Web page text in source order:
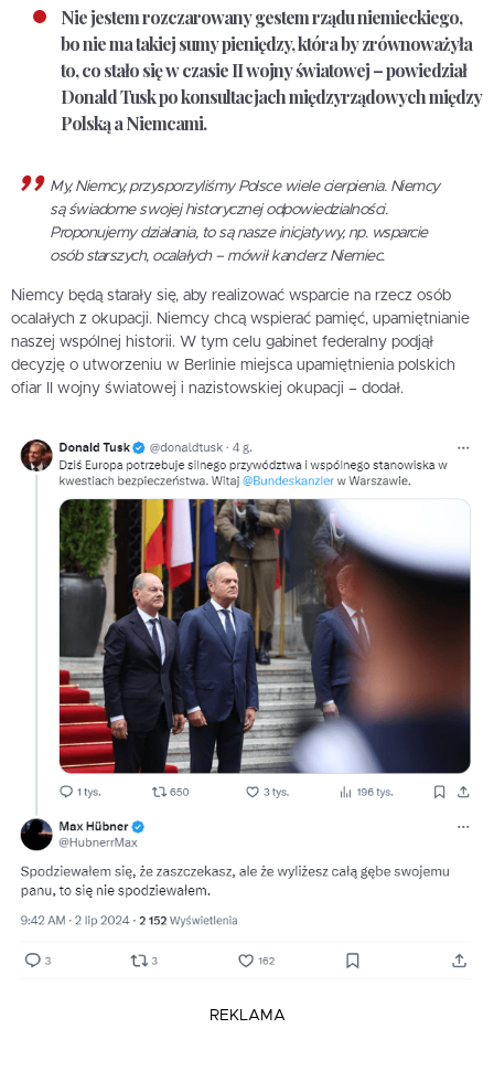
Nie jestem rozczarowany gestem rządu niemieckiego,
bo nie ma takiej sumy pieniędzy, która by zrównoważyła
to, co stało się w czasie II wojny światowej – powiedział
Donald Tusk po konsultacjach międzyrządowych między
Polską a Niemcami.
My, Niemcy, przysporzyliśmy Polsce wiele cierpienia. Niemcy
są świadome swojej historycznej odpowiedzialności.
Proponujemy działania, to są nasze inicjatywy, np. wsparcie
osób starszych, ocalałych – mówił kanclerz Niemiec.
Niemcy będą starały się, aby realizować wsparcie na rzecz osób
ocalałych z okupacji. Niemcy chcą wspierać pamięć, upamiętnianie
naszej wspólnej historii. W tym celu gabinet federalny podjął
decyzję o utworzeniu w Berlinie miejsca upamiętnienia polskich
ofiar II wojny światowej i nazistowskiej okupacji – dodał.
REKLAMA